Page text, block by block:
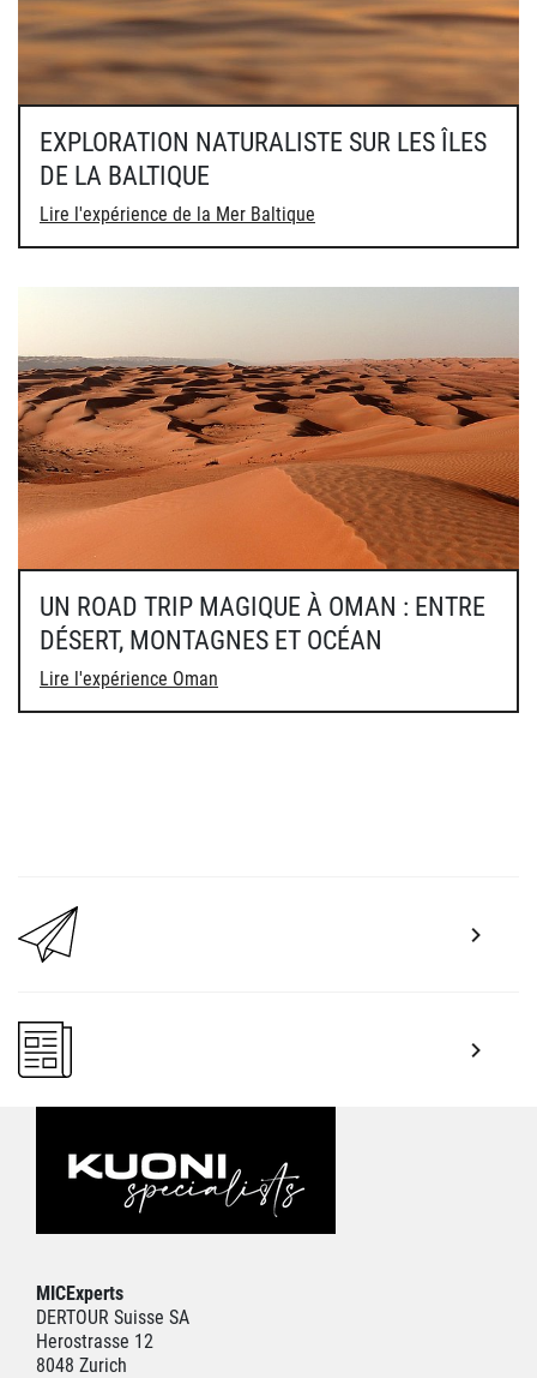
EXPLORATION NATURALISTE SUR LES ÎLES
DE LA BALTIQUE
Lire l'expérience de la Mer Baltique
UN ROAD TRIP MAGIQUE À OMAN : ENTRE
DÉSERT, MONTAGNES ET OCÉAN
Lire l'expérience Oman
MICExperts
DERTOUR Suisse SA
Herostrasse 12
8048 Zurich